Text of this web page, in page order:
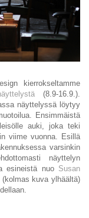
kierrokseltamme
(8.9-16.9.).
näyttelyssä löytyy
Ensimmäistä
auki, joka teki
viime vuonna. Esillä
varsinkin
näyttelyn
esineistä nuo Susan
kuva ylhäältä)